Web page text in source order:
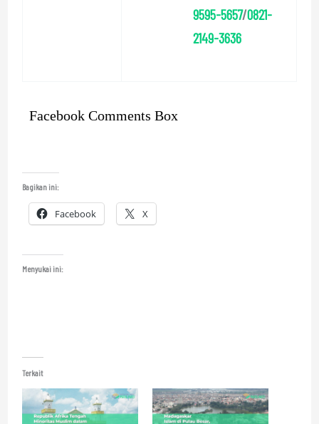
9595-5657/0821-
2149-3636
Facebook Comments Box
Bagikan ini:
Facebook X
Menyukai ini:
Terkait